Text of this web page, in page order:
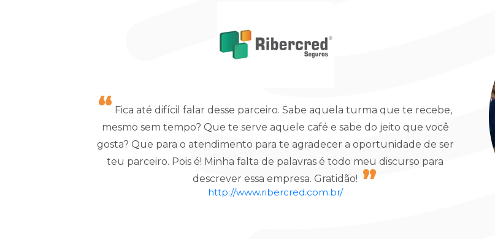
Fica até difícil falar desse parceiro. Sabe aquela turma que te recebe,
mesmo sem tempo? Que te serve aquele café e sabe do jeito que você
gosta? Que para o atendimento para te agradecer a oportunidade de ser
teu parceiro. Pois é! Minha falta de palavras é todo meu discurso para
descrever essa empresa. Gratidão!
http://www.ribercred.com.br/